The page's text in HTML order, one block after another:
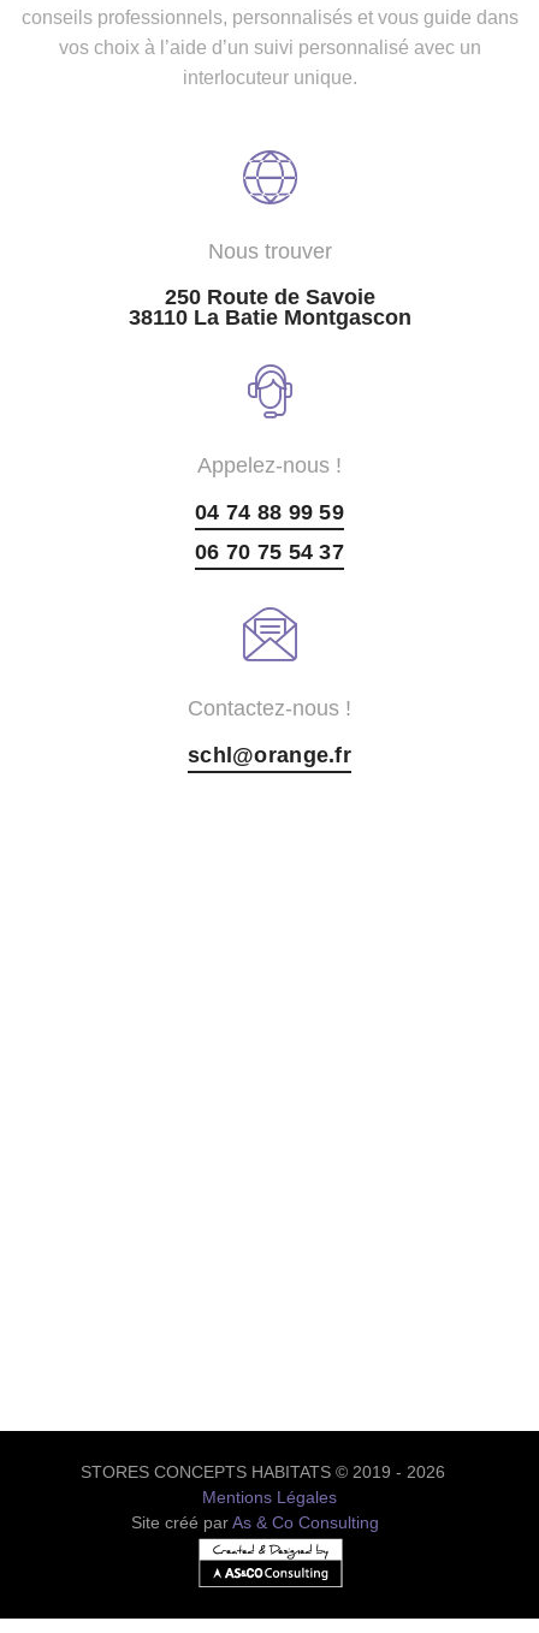
conseils professionnels, personnalisés et vous guide dans
vos choix à l’aide d’un suivi personnalisé avec un
interlocuteur unique.
Nous trouver
250 Route de Savoie
38110 La Batie Montgascon
Appelez-nous !
04 74 88 99 59
06 70 75 54 37
Contactez-nous !
schl@orange.fr
STORES CONCEPTS HABITATS © 2019 - 2026
Mentions Légales
Site créé parAs & Co Consulting